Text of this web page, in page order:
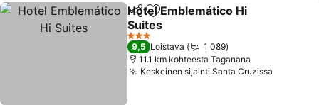
Jaa Lisää suosikkeihin
Hotel Emblemático Hi
Suites
Katso hinnat
3 Tähtiluokitus
9,5 Loistava
1 089
11.1 km kohteesta Taganana
Keskeinen sijainti Santa Cruzissa